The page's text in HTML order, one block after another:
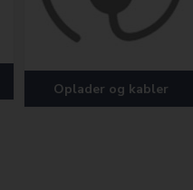
Oplader og kabler